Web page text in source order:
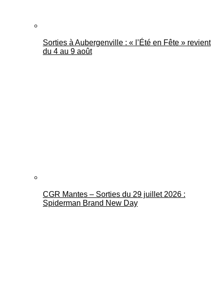
Sorties à Aubergenville : « l’Été en Fête » revient
du 4 au 9 août
CGR Mantes – Sorties du 29 juillet 2026 :
Spiderman Brand New Day